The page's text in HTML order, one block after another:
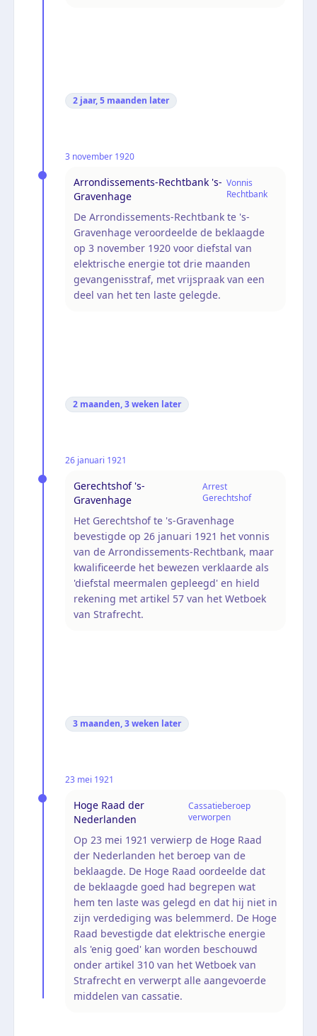
2 jaar, 5 maanden later
3 november 1920
Arrondissements-Rechtbank 's-
Gravenhage
Vonnis
Rechtbank
De Arrondissements-Rechtbank te 's-
Gravenhage veroordeelde de beklaagde
op 3 november 1920 voor diefstal van
elektrische energie tot drie maanden
gevangenisstraf, met vrijspraak van een
deel van het ten laste gelegde.
2 maanden, 3 weken later
26 januari 1921
Gerechtshof 's-
Gravenhage
Arrest
Gerechtshof
Het Gerechtshof te 's-Gravenhage
bevestigde op 26 januari 1921 het vonnis
van de Arrondissements-Rechtbank, maar
kwalificeerde het bewezen verklaarde als
'diefstal meermalen gepleegd' en hield
rekening met artikel 57 van het Wetboek
van Strafrecht.
3 maanden, 3 weken later
23 mei 1921
Hoge Raad der
Nederlanden
Cassatieberoep
verworpen
Op 23 mei 1921 verwierp de Hoge Raad
der Nederlanden het beroep van de
beklaagde. De Hoge Raad oordeelde dat
de beklaagde goed had begrepen wat
hem ten laste was gelegd en dat hij niet in
zijn verdediging was belemmerd. De Hoge
Raad bevestigde dat elektrische energie
als 'enig goed' kan worden beschouwd
onder artikel 310 van het Wetboek van
Strafrecht en verwerpt alle aangevoerde
middelen van cassatie.